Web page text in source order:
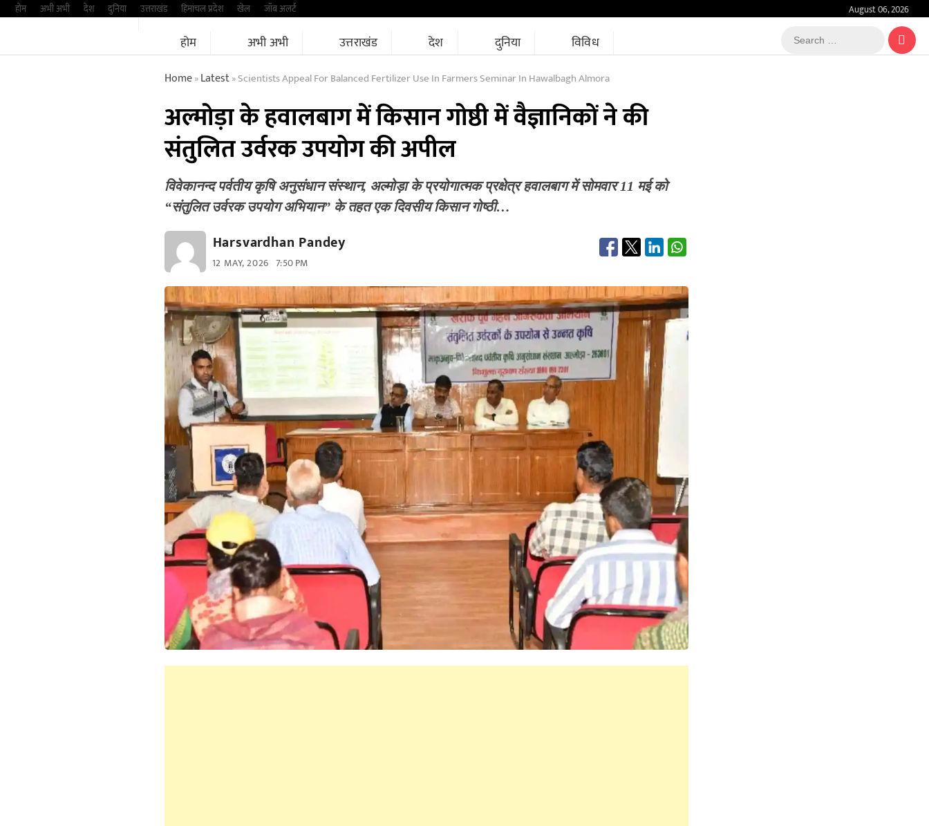
Skipहोम अभी अभी देश दुनिया उत्तराखंड हिमांचल प्रदेश खेल जॉब अलर्ट August 06, 2026
होम अभी अभी उत्तराखंड देश दुनिया विविध
Search
…
Home»Latest»Scientists Appeal For Balanced Fertilizer Use In Farmers Seminar In Hawalbagh Almora
अल्मोड़ा के हवालबाग में किसान गोष्ठी में वैज्ञानिकों ने की
संतुलित उर्वरक उपयोग की अपील
विवेकानन्द पर्वतीय कृषि अनुसंधान संस्थान, अल्मोड़ा के प्रयोगात्मक प्रक्षेत्र हवालबाग में सोमवार 11 मई को
“संतुलित उर्वरक उपयोग अभियान” के तहत एक दिवसीय किसान गोष्ठी…
Harsvardhan Pandey
12 MAY, 2026 7:50 PM